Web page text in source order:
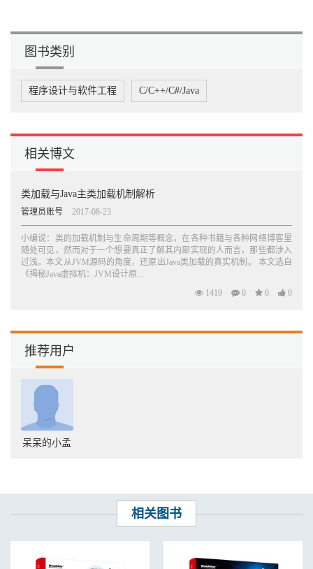
6.3.1 字段重排与补白 319
6.3.2 private字段可被继承吗 325
6.3.3 使用HSDB验证字段分配与继承 329
6.4 本章总结 342
第7章 Java栈帧 344
7.2.2 局部变量表空间计算 356
7.2.3 初始化局部变量区 359
7.3.1 栈帧是什么 368
7.3.2 硬件对堆栈的支持 387
7.3.3 栈帧开辟与回收 390
7.3.4 堆栈大小与多线程 391
7.4 JVM的栈帧 396
7.4.1 JVM栈帧与大小确定 396
第8章 类方法解析 440
8.1 方法签名解析与校验 445
8.2 方法属性解析 447
8.2.1 code属性解析 447
8.2.2 LVT&LVTT 449
8.3 创建methodOop 455
8.4 Java方法属性复制 459
8.5 与 461
8.7.1 多态 489
8.7.2 C++中的多态与vtable 491
8.7.3 Java中的多态实现机制 493
8.7.6 miranda方法 505
图书类别
程序设计与软件工程 C/C++/C#/Java
相关博文
类加载与Java主类加载机制解析
管理员账号 2017-08-23
小编说：类的加载机制与生命周期等概念，在各种书籍与各种网络博客里
随处可见，然而对于一个想要真正了解其内部实现的人而言，那些都涉入
过浅。本文从JVM源码的角度，还原出Java类加载的真实机制。 本文选自
《揭秘Java虚拟机：JVM设计原...
1419
0 0 0
推荐用户
呆呆的小孟
相关图书